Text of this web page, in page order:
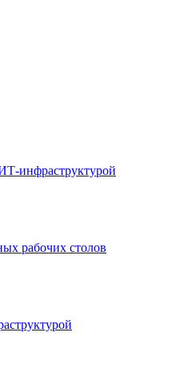
инфраструктурой
рабочих столов